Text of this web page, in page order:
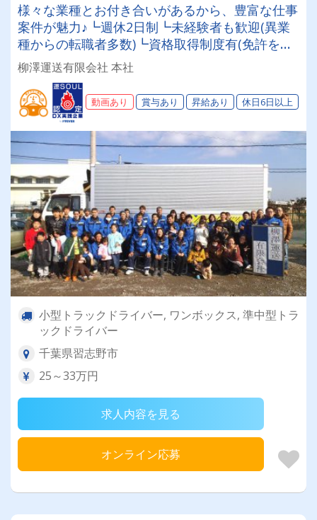
様々な業種とお付き合いがあるから、豊富な仕事
案件が魅力♪┗週休2日制┗未経験者も歓迎(異業
種からの転職者多数)┗資格取得制度有(免許をお
持ちでない方もOK)お客様・社員・地域の人に,末
長く愛される企業を目指しています。
柳澤運送有限会社 本社
動画あり 賞与あり 昇給あり 休日6日以上
小型トラックドライバー, ワンボックス, 準中型トラ
ックドライバー
千葉県習志野市
25～33万円
求人内容を見る
オンライン応募